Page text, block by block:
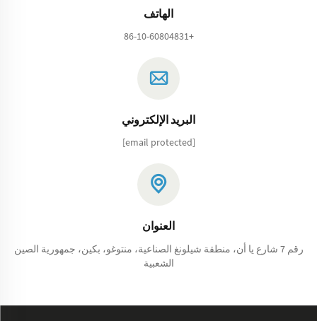
الهاتف
+86-10-60804831
البريد الإلكتروني
[email protected]
العنوان
رقم 7 شارع يا أن، منطقة شيلونغ الصناعية، منتوغو، بكين، جمهورية الصين
الشعبية